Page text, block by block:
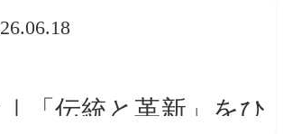
「伝統と革新」をひ